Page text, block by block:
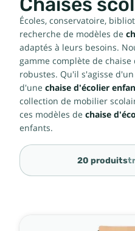
Écoles, conservatoire,
recherche de modèles de
adaptés à leurs besoins.
gamme complète de
robustes. Qu'il s'agisse
d'une chaise d'écolier
collection de mobilier
ces modèles de chaise
enfants.
20 produits